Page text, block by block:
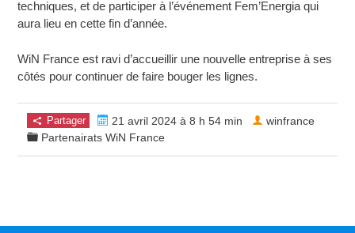
techniques, et de participer à l’événement Fem’Energia qui
aura lieu en cette fin d’année.
WiN France est ravi d’accueillir une nouvelle entreprise à ses
côtés pour continuer de faire bouger les lignes.
Partager
21 avril 2024 à 8 h 54 min
Partenairats WiN France
winfrance